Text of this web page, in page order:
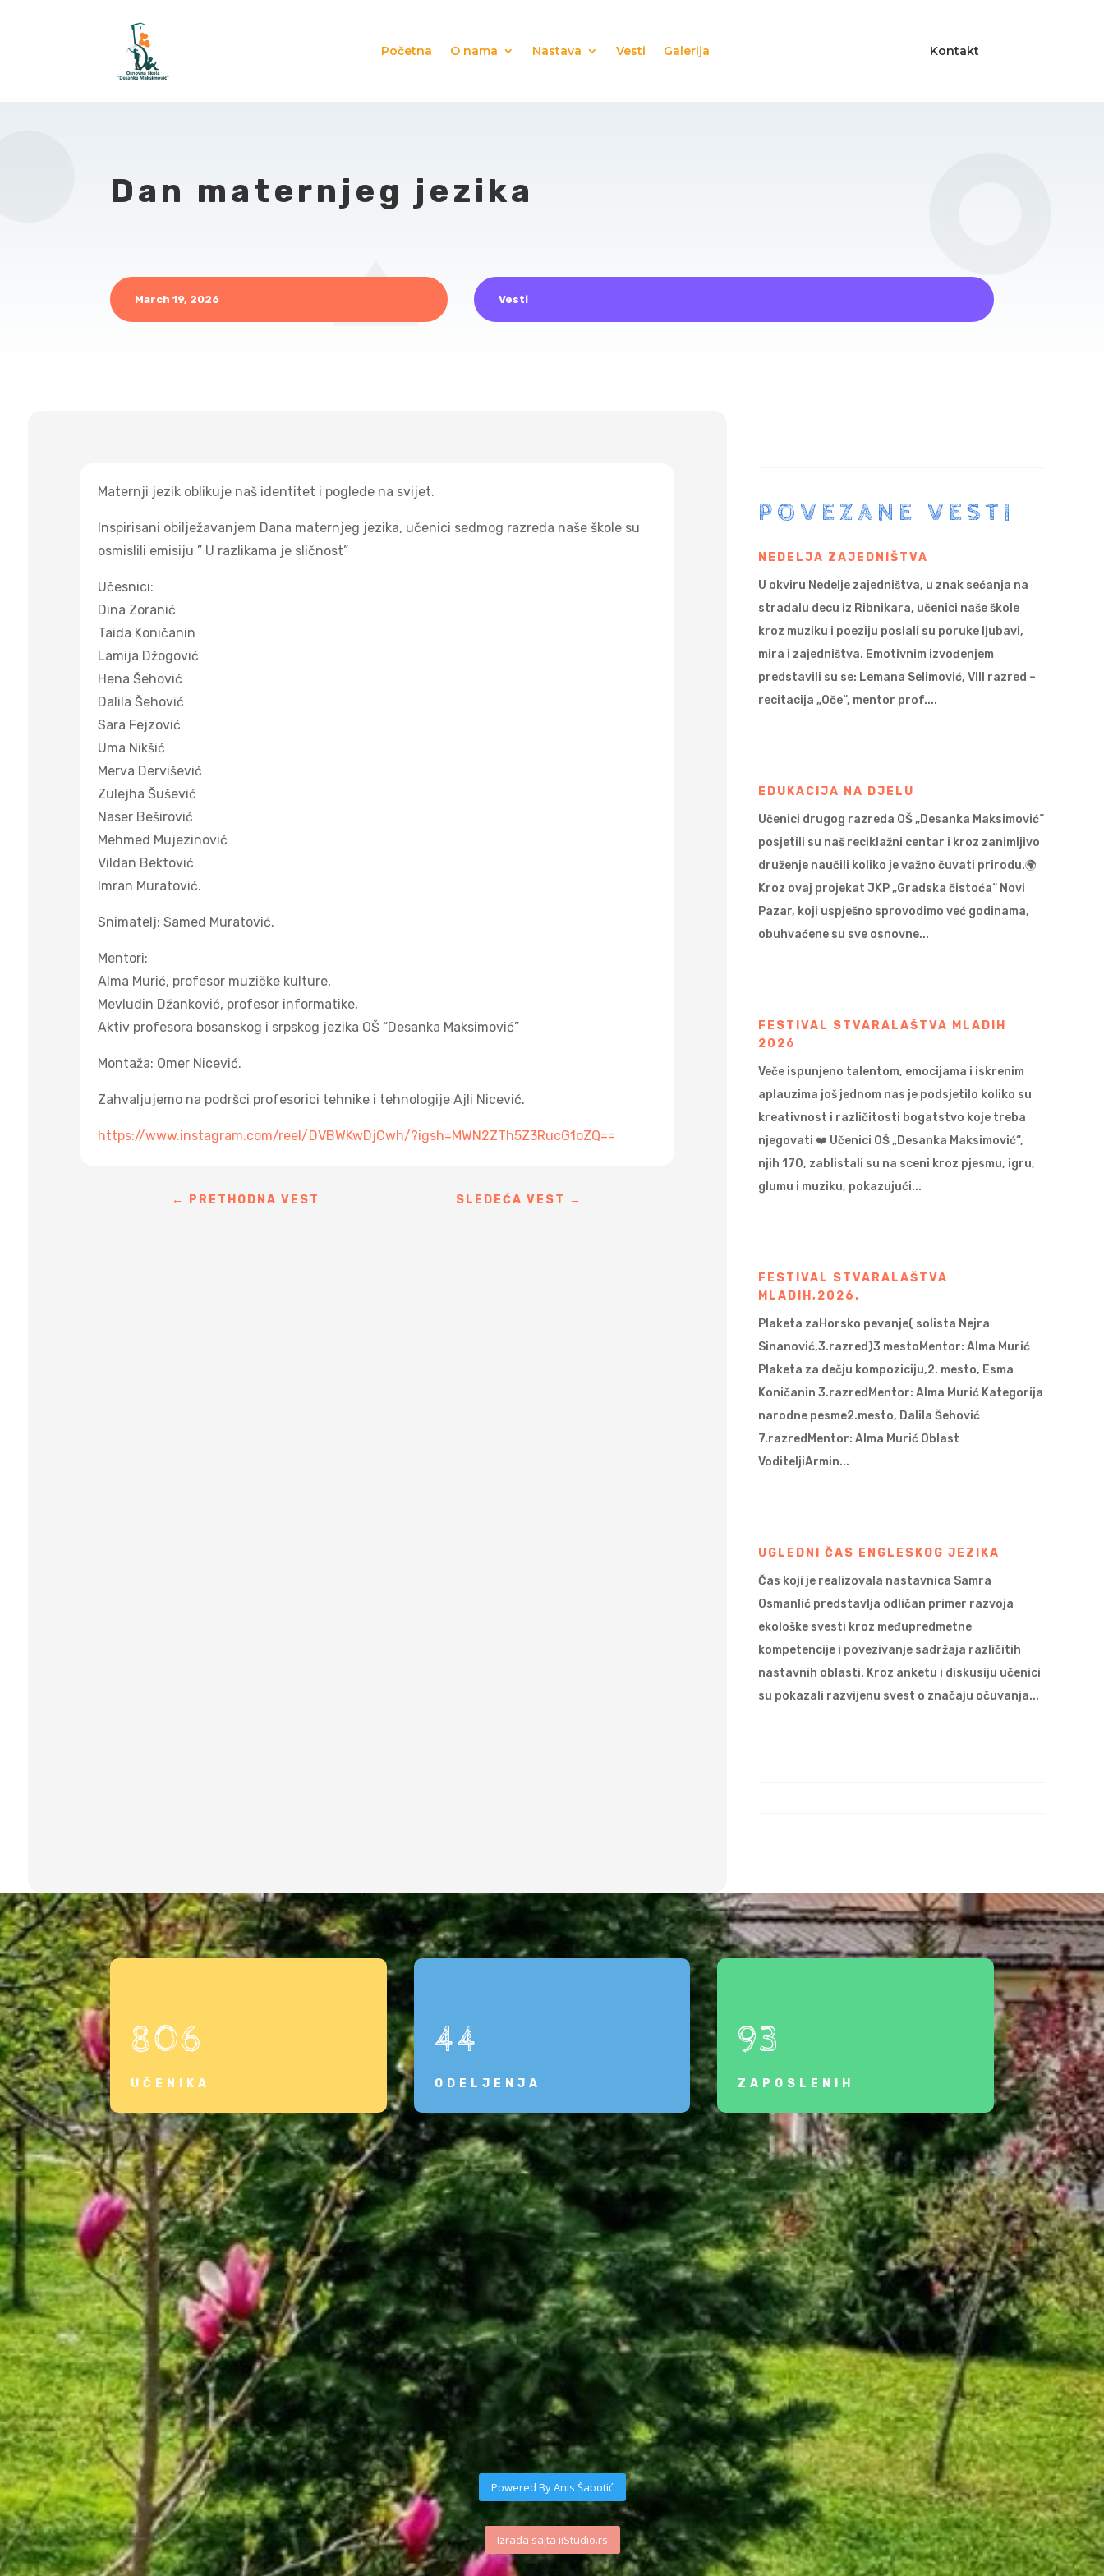
Početna O nama Nastava Vesti Galerija Kontakt
Dan maternjeg jezika
March 19, 2026 Vesti
Maternji jezik oblikuje naš identitet i poglede na svijet.
Inspirisani obilježavanjem Dana maternjeg jezika, učenici sedmog razreda naše škole su
osmislili emisiju ” U razlikama je sličnost”
Učesnici:
Dina Zoranić
Taida Koničanin
Lamija Džogović
Hena Šehović
Dalila Šehović
Sara Fejzović
Uma Nikšić
Merva Dervišević
Zulejha Šušević
Naser Beširović
Mehmed Mujezinović
Vildan Bektović
Imran Muratović.
Snimatelj: Samed Muratović.
Mentori:
Alma Murić, profesor muzičke kulture,
Mevludin Džanković, profesor informatike,
Aktiv profesora bosanskog i srpskog jezika OŠ “Desanka Maksimović”
Montaža: Omer Nicević.
Zahvaljujemo na podršci profesorici tehnike i tehnologije Ajli Nicević.
https://www.instagram.com/reel/DVBWKwDjCwh/?igsh=MWN2ZTh5Z3RucG1oZQ==
← PRETHODNA VEST SLEDEĆA VEST →
POVEZANE VESTI
NEDELJA ZAJEDNIŠTVA
U okviru Nedelje zajedništva, u znak sećanja na
stradalu decu iz Ribnikara, učenici naše škole
kroz muziku i poeziju poslali su poruke ljubavi,
mira i zajedništva. Emotivnim izvođenjem
predstavili su se: Lemana Selimović, VIII razred –
recitacija „Oče“, mentor prof....
EDUKACIJA NA DJELU
Učenici drugog razreda OŠ „Desanka Maksimović“
posjetili su naš reciklažni centar i kroz zanimljivo
druženje naučili koliko je važno čuvati prirodu.🌍
Kroz ovaj projekat JKP „Gradska čistoća“ Novi
Pazar, koji uspješno sprovodimo već godinama,
obuhvaćene su sve osnovne...
FESTIVAL STVARALAŠTVA MLADIH
2026
Veče ispunjeno talentom, emocijama i iskrenim
aplauzima još jednom nas je podsjetilo koliko su
kreativnost i različitosti bogatstvo koje treba
njegovati ❤️ Učenici OŠ „Desanka Maksimović“,
njih 170, zablistali su na sceni kroz pjesmu, igru,
glumu i muziku, pokazujući...
FESTIVAL STVARALAŠTVA
MLADIH,2026.
Plaketa zaHorsko pevanje( solista Nejra
Sinanović,3.razred)3 mestoMentor: Alma Murić
Plaketa za dečju kompoziciju,2. mesto, Esma
Koničanin 3.razredMentor: Alma Murić Kategorija
narodne pesme2.mesto, Dalila Šehović
7.razredMentor: Alma Murić Oblast
VoditeljiArmin...
UGLEDNI ČAS ENGLESKOG JEZIKA
Čas koji je realizovala nastavnica Samra
Osmanlić predstavlja odličan primer razvoja
ekološke svesti kroz međupredmetne
kompetencije i povezivanje sadržaja različitih
nastavnih oblasti. Kroz anketu i diskusiju učenici
su pokazali razvijenu svest o značaju očuvanja...
806
UČENIKA
44
ODELJENJA
93
ZAPOSLENIH
Powered By Anis Šabotić
Izrada sajta iiStudio.rs